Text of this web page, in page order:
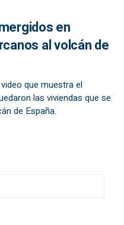
en
al volcán de
que muestra el
las viviendas que se
de España.